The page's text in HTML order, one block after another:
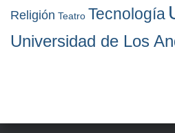
Religión Teatro Tecnología
Universidad de Los